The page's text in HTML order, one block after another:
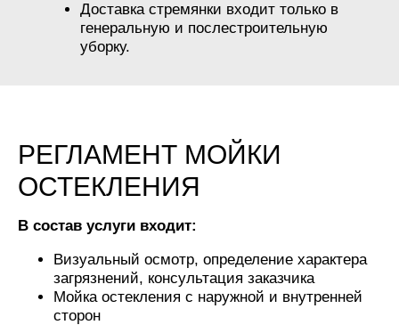
Доставка стремянки входит только в
генеральную и послестроительную
уборку.
РЕГЛАМЕНТ МОЙКИ
ОСТЕКЛЕНИЯ
В состав услуги входит:
Визуальный осмотр, определение характера
загрязнений, консультация заказчика
Мойка остекления с наружной и внутренней
сторон